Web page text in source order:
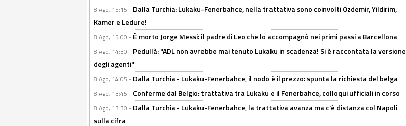
8 Ago, 15:15 - Dalla Turchia: Lukaku-Fenerbahce, nella trattativa sono coinvolti Ozdemir, Yildirim,
Kamer e Ledure!
8 Ago, 15:00 - È morto Jorge Messi: il padre di Leo che lo accompagnò nei primi passi a Barcellona
8 Ago, 14:30 - Pedullà: "ADL non avrebbe mai tenuto Lukaku in scadenza! Si è raccontata la versione
degli agenti"
8 Ago, 14:05 - Dalla Turchia - Lukaku-Fenerbahce, il nodo è il prezzo: spunta la richiesta del belga
8 Ago, 13:45 - Conferme dal Belgio: trattativa tra Lukaku e il Fenerbahce, colloqui ufficiali in corso
8 Ago, 13:30 - Dalla Turchia - Lukaku-Fenerbahce, la trattativa avanza ma c'è distanza col Napoli
sulla cifra